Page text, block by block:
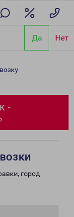
Да Нет
-
город